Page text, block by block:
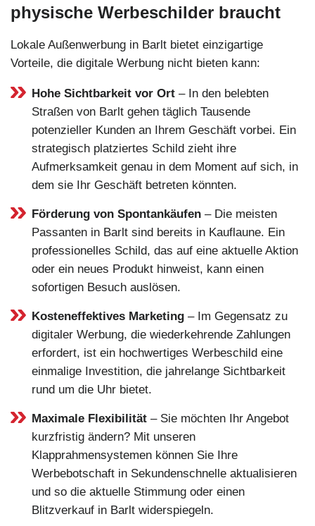
physische Werbeschilder braucht
Lokale Außenwerbung in Barlt bietet einzigartige
Vorteile, die digitale Werbung nicht bieten kann:
Hohe Sichtbarkeit vor Ort – In den belebten
Straßen von Barlt gehen täglich Tausende
potenzieller Kunden an Ihrem Geschäft vorbei. Ein
strategisch platziertes Schild zieht ihre
Aufmerksamkeit genau in dem Moment auf sich, in
dem sie Ihr Geschäft betreten könnten.
Förderung von Spontankäufen – Die meisten
Passanten in Barlt sind bereits in Kauflaune. Ein
professionelles Schild, das auf eine aktuelle Aktion
oder ein neues Produkt hinweist, kann einen
sofortigen Besuch auslösen.
Kosteneffektives Marketing – Im Gegensatz zu
digitaler Werbung, die wiederkehrende Zahlungen
erfordert, ist ein hochwertiges Werbeschild eine
einmalige Investition, die jahrelange Sichtbarkeit
rund um die Uhr bietet.
Maximale Flexibilität – Sie möchten Ihr Angebot
kurzfristig ändern? Mit unseren
Klapprahmensystemen können Sie Ihre
Werbebotschaft in Sekundenschnelle aktualisieren
und so die aktuelle Stimmung oder einen
Blitzverkauf in Barlt widerspiegeln.